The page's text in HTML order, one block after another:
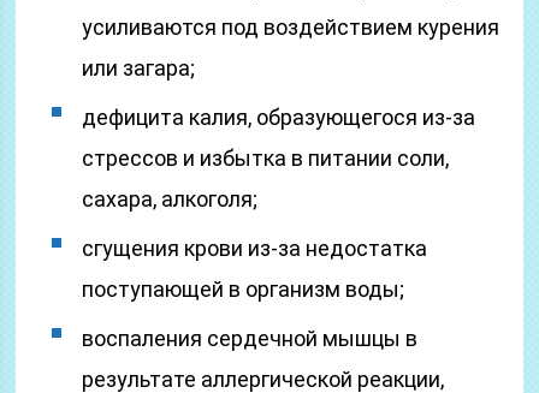
усиливаются под воздействием курения
или загара;
дефицита калия, образующегося из-за
стрессов и избытка в питании соли,
сахара, алкоголя;
сгущения крови из-за недостатка
поступающей в организм воды;
воспаления сердечной мышцы в
результате аллергической реакции,